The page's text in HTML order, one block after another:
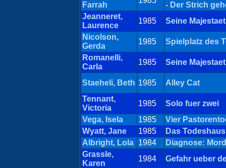
Farrah
- Der Strich
Jeanneret,
Laurence
1985
Seine
Nicolson,
Gerda
1985
Spielplatz des
Romanelli,
Carla
1985 Seine
Staeheli, Beth 1985
Alley Cat
Tennant,
Victoria
1985
Solo fuer zwei
Vega, Isela
1985
Vier
Wyatt, Jane
1985
Das
Albright, Lola 1984
Diagnose: Mord
Grassle,
Karen
1984
Gefahr ueber